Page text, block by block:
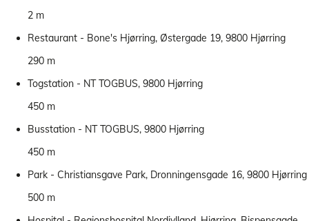
2 m
Restaurant - Bone's Hjørring, Østergade 19, 9800 Hjørring
290 m
Togstation - NT TOGBUS, 9800 Hjørring
450 m
Busstation - NT TOGBUS, 9800 Hjørring
450 m
Park - Christiansgave Park, Dronningensgade 16, 9800 Hjørring
500 m